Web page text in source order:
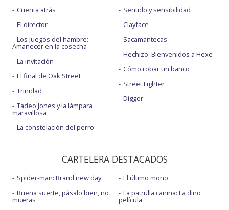
Cuenta atrás
El director
Los juegos del hambre:
Amanecer en la cosecha
La invitación
El final de Oak Street
Trinidad
Tadeo Jones y la lámpara
maravillosa
La constelación del perro
Sentido y sensibilidad
Clayface
Sacamantecas
Hechizo: Bienvenidos a Hexe
Cómo robar un banco
Street Fighter
Digger
CARTELERA DESTACADOS
Spider-man: Brand new day
Buena suerte, pásalo bien, no
mueras
El último mono
La patrulla canina: La dino
película